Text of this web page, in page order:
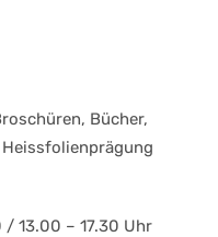
Bücher,
13.00 – 17.30 Uhr